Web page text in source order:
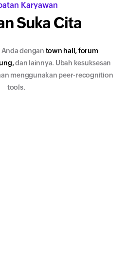
Karyawan
Suka Cita
dengan town hall, forum
dan lainnya. Ubah kesuksesan
menggunakan peer-recognition
tools.